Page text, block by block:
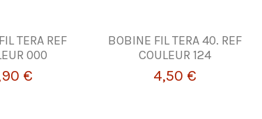
TERA REF
000
€
BOBINE FIL TERA 40. REF
COULEUR 124
4,50 €